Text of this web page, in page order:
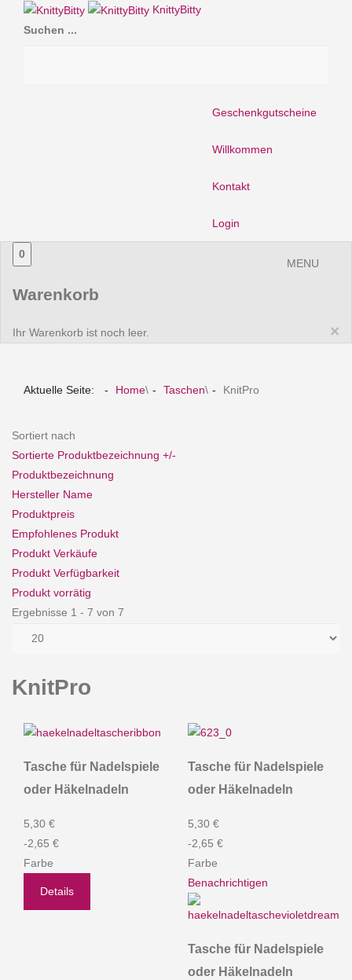
KnittyBitty
Suchen ...
Geschenkgutscheine
Willkommen
Kontakt
Login
MENU
0
Warenkorb
×
Ihr Warenkorb ist noch leer.
Aktuelle Seite: Home\ Taschen\ KnitPro
Sortiert nach
Sortierte Produktbezeichnung +/-
Produktbezeichnung
Hersteller Name
Produktpreis
Empfohlenes Produkt
Produkt Verkäufe
Produkt Verfügbarkeit
Produkt vorrätig
Ergebnisse 1 - 7 von 7
KnitPro
Tasche für Nadelspiele
oder Häkelnadeln
5,30 €
-2,65 €
Farbe
Details
Tasche für Nadelspiele
oder Häkelnadeln
5,30 €
-2,65 €
Farbe
Benachrichtigen
Tasche für Nadelspiele
oder Häkelnadeln